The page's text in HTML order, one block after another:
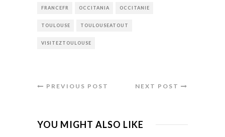
FRANCEFR OCCITANIA OCCITANIE
TOULOUSE TOULOUSEATOUT
VISITEZTOULOUSE
PREVIOUS POST NEXT POST
YOU MIGHT ALSO LIKE